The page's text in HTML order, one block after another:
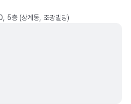
5층 (상계동, 조광빌딩)